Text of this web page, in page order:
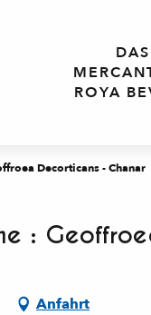
DAS
ROYA
Decorticans - Chanar
:
Anfahrt